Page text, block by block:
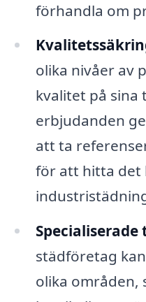
förhandla om
olika nivåer av
kvalitet på sina
erbjudanden
att ta
för att hitta det
Specialiserade
städföretag
olika områden,